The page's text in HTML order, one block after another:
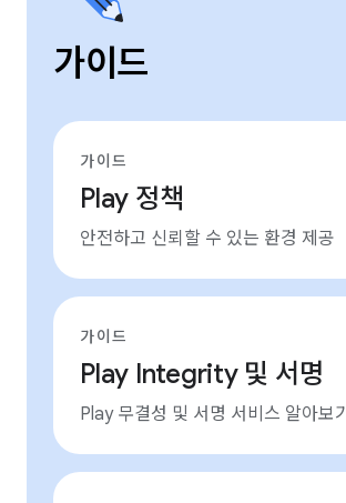
가이드
가이드
Play 정책
안전하고 신뢰할 수 있는 환경 제공
가이드
Play Integrity 및 서명
Play 무결성 및 서명 서비스 알아보기